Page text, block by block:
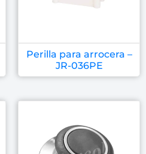
Perilla para arrocera –
JR-036PE